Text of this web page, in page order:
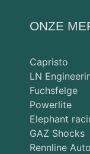
ONZE
Capristo
LN
Fuchsfelge
Powerlite
Elephant
GAZ Shocks
Rennline